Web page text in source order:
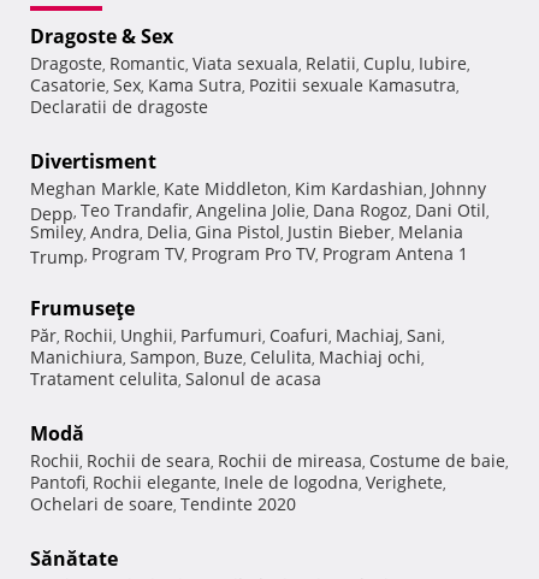
Dragoste & Sex
Dragoste, Romantic, Viata sexuala, Relatii, Cuplu, Iubire,
Casatorie, Sex, Kama Sutra, Pozitii sexuale Kamasutra,
Declaratii de dragoste
Divertisment
Meghan Markle, Kate Middleton, Kim Kardashian, Johnny
Depp, Teo Trandafir, Angelina Jolie, Dana Rogoz, Dani Otil,
Smiley, Andra, Delia, Gina Pistol, Justin Bieber, Melania
Trump, Program TV, Program Pro TV, Program Antena 1
Frumuseţe
Păr, Rochii, Unghii, Parfumuri, Coafuri, Machiaj, Sani,
Manichiura, Sampon, Buze, Celulita, Machiaj ochi,
Tratament celulita, Salonul de acasa
Modă
Rochii, Rochii de seara, Rochii de mireasa, Costume de baie,
Pantofi, Rochii elegante, Inele de logodna, Verighete,
Ochelari de soare, Tendinte 2020
Sănătate